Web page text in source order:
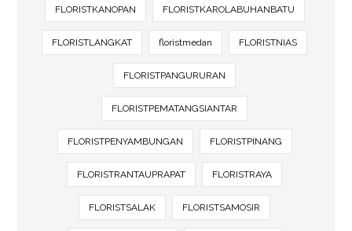
FLORISTKANOPAN FLORISTKAROLABUHANBATU
FLORISTLANGKAT floristmedan FLORISTNIAS
FLORISTPANGURURAN
FLORISTPEMATANGSIANTAR
FLORISTPENYAMBUNGAN FLORISTPINANG
FLORISTRANTAUPRAPAT FLORISTRAYA
FLORISTSALAK FLORISTSAMOSIR